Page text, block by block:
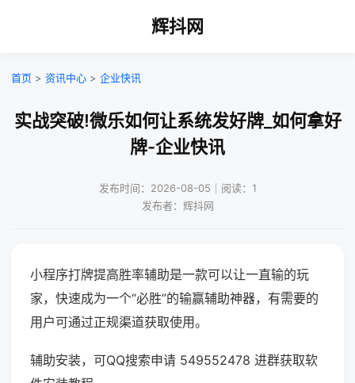
辉抖网
首页 > 资讯中心 > 企业快讯
实战突破!微乐如何让系统发好牌_如何拿好
牌-企业快讯
发布时间：2026-08-05｜阅读：1
发布者：辉抖网
小程序打牌提高胜率辅助是一款可以让一直输的玩
家，快速成为一个“必胜”的输赢辅助神器，有需要的
用户可通过正规渠道获取使用。
辅助安装，可QQ搜索申请 549552478 进群获取软